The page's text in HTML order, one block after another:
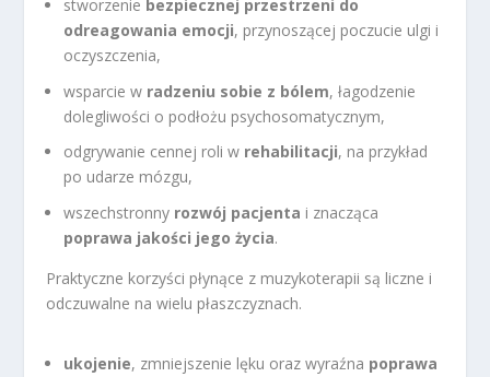
stworzenie bezpiecznej przestrzeni do
odreagowania emocji, przynoszącej poczucie ulgi i
oczyszczenia,
wsparcie w radzeniu sobie z bólem, łagodzenie
dolegliwości o podłożu psychosomatycznym,
odgrywanie cennej roli w rehabilitacji, na przykład
po udarze mózgu,
wszechstronny rozwój pacjenta i znacząca
poprawa jakości jego życia.
Praktyczne korzyści płynące z muzykoterapii są liczne i
odczuwalne na wielu płaszczyznach.
ukojenie, zmniejszenie lęku oraz wyraźna poprawa